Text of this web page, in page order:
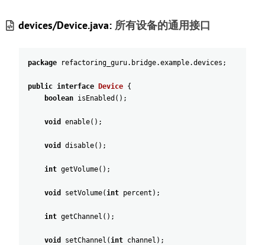
devices/Device.java:所有设备的通用接口
package refactoring_guru. bridge.example.devices ;
public interface Device {
boolean isEnabled ( ) ;
void enable( ) ;
void disable( ) ;
int getVolume( ) ;
void setVolume(int percent ) ;
int getChannel ( ) ;
void setChannel (int channel ) ;